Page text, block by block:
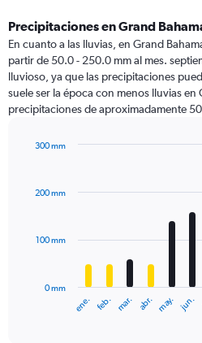
Precipitaciones en Grand
En cuanto a las lluvias, en Grand
partir de 50.0 - 250.0 mm al mes.
lluvioso, ya que las precipitaciones
suele ser la época con menos lluvias en
precipitaciones de aproximadamente
with
12
The
ene. feb. mar. abr. may. jun.
0 mm
100 mm
200 mm
300 mm